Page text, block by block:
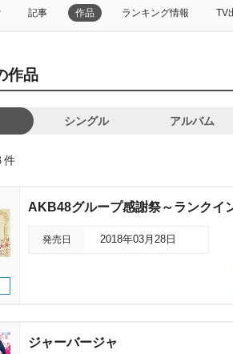
記事 作品 ランキング情報 TV
作品
シングル アルバム
件
AKB48グループ感謝祭～ランクイ
発売日 2018年03月28日
ジャーバージャ